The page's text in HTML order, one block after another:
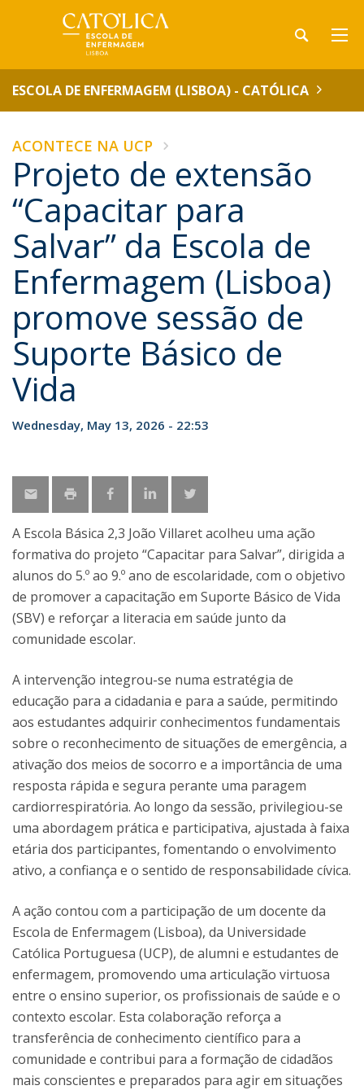
ESCOLA DE ENFERMAGEM (LISBOA) - CATÓLICA
ACONTECE NA UCP
Projeto de extensão
“Capacitar para
Salvar” da Escola de
Enfermagem (Lisboa)
promove sessão de
Suporte Básico de
Vida
Wednesday, May 13, 2026 - 22:53
A Escola Básica 2,3 João Villaret acolheu uma ação
formativa do projeto “Capacitar para Salvar”, dirigida a
alunos do 5.º ao 9.º ano de escolaridade, com o objetivo
de promover a capacitação em Suporte Básico de Vida
(SBV) e reforçar a literacia em saúde junto da
comunidade escolar.
A intervenção integrou-se numa estratégia de
educação para a cidadania e para a saúde, permitindo
aos estudantes adquirir conhecimentos fundamentais
sobre o reconhecimento de situações de emergência, a
ativação dos meios de socorro e a importância de uma
resposta rápida e segura perante uma paragem
cardiorrespiratória. Ao longo da sessão, privilegiou-se
uma abordagem prática e participativa, ajustada à faixa
etária dos participantes, fomentando o envolvimento
ativo, a confiança e o sentido de responsabilidade cívica.
A ação contou com a participação de um docente da
Escola de Enfermagem (Lisboa), da Universidade
Católica Portuguesa (UCP), de alumni e estudantes de
enfermagem, promovendo uma articulação virtuosa
entre o ensino superior, os profissionais de saúde e o
contexto escolar. Esta colaboração reforça a
transferência de conhecimento científico para a
comunidade e contribui para a formação de cidadãos
mais conscientes e preparados para agir em situações